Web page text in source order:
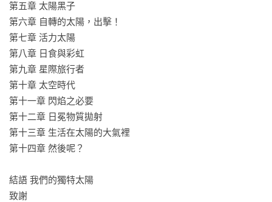
第五章 太陽黑子
第六章 自轉的太陽，出擊！
第七章 活力太陽
第八章 日食與彩虹
第九章 星際旅行者
第十章 太空時代
第十一章 閃焰之必要
第十二章 日冕物質拋射
第十三章 生活在太陽的大氣裡
第十四章 然後呢？
結語 我們的獨特太陽
致謝